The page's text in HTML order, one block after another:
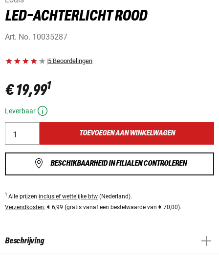
LED-ACHTERLICHT ROOD
Art. No. 10035287
|5 Beoordelingen
€ 19,991
Leverbaar
TOEVOEGEN AAN WINKELWAGEN
BESCHIKBAARHEID IN FILIALEN CONTROLEREN
1 Alle prijzen inclusief wettelijke btw (Nederland).
Verzendkosten: € 6,99 (gratis vanaf een bestelwaarde van € 70,00).
Beschrijving